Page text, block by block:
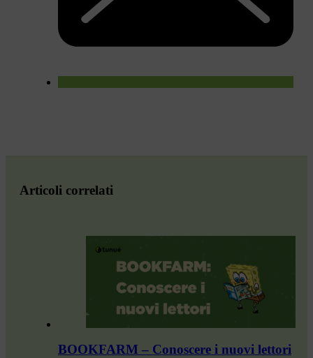
Articoli correlati
BOOKFARM – Conoscere i nuovi lettori